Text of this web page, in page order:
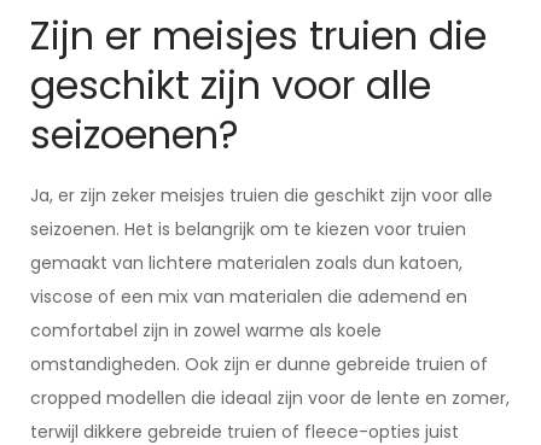
Zijn er meisjes truien die
geschikt zijn voor alle
seizoenen?
Ja, er zijn zeker meisjes truien die geschikt zijn voor alle
seizoenen. Het is belangrijk om te kiezen voor truien
gemaakt van lichtere materialen zoals dun katoen,
viscose of een mix van materialen die ademend en
comfortabel zijn in zowel warme als koele
omstandigheden. Ook zijn er dunne gebreide truien of
cropped modellen die ideaal zijn voor de lente en zomer,
terwijl dikkere gebreide truien of fleece-opties juist